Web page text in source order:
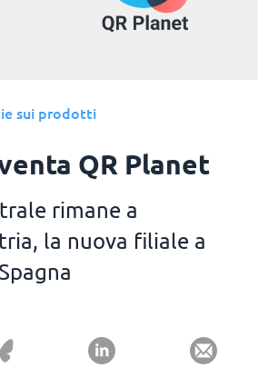
sui prodotti
QR Planet
rimane a
la nuova filiale a